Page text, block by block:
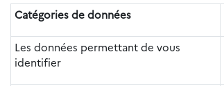
Catégories de données
Les données permettant de vous
identifier